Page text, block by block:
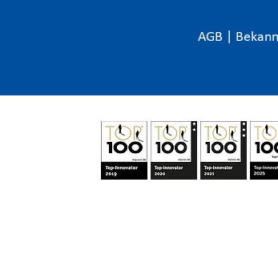
AGB